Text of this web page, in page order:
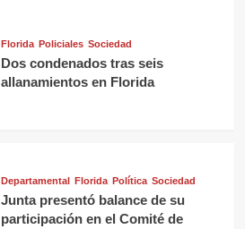
Florida Policiales Sociedad
Dos condenados tras seis
allanamientos en Florida
Departamental Florida Política Sociedad
Junta presentó balance de su
participación en el Comité de